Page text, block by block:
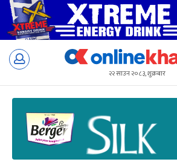
Skip
२२ साउन २०८३, शुक्रबार